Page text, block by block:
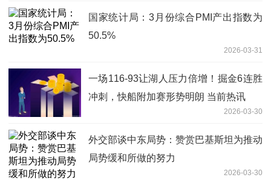
国家统计局：3月份综合PMI产出指数为
50.5%
2026-03-31
一场116-93让湖人压力倍增！掘金6连胜
冲刺，快船附加赛形势明朗 当前热讯
2026-03-30
外交部谈中东局势：赞赏巴基斯坦为推动
局势缓和所做的努力
2026-03-30